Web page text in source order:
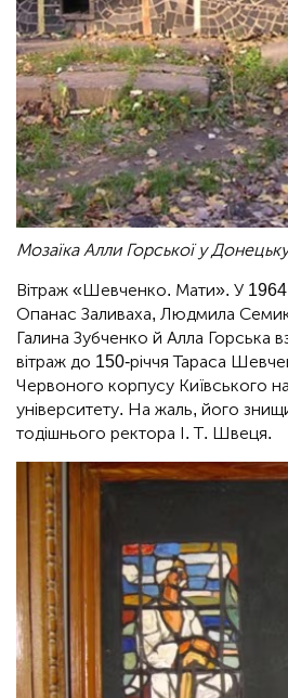
Мозаїка Алли Горської у Донецьку
Вітраж «Шевченко. Мати». У 1964
Опанас Заливаха, Людмила
Галина Зубченко й Алла Горська
вітраж до 150-річчя Тараса
Червоного корпусу Київського
університету. На жаль, його
тодішнього ректора І. Т. Швеця.